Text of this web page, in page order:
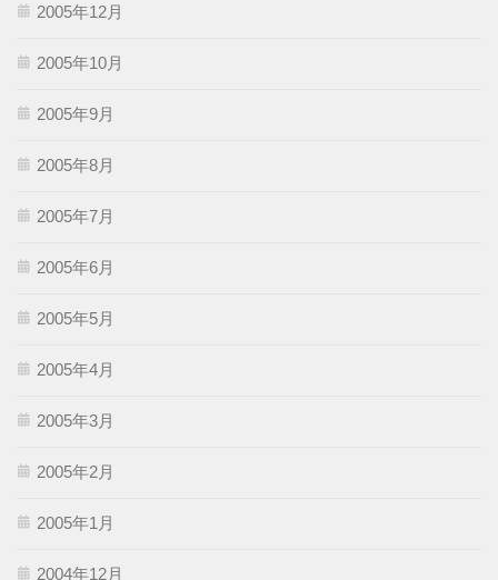
2005年12月
2005年10月
2005年9月
2005年8月
2005年7月
2005年6月
2005年5月
2005年4月
2005年3月
2005年2月
2005年1月
2004年12月